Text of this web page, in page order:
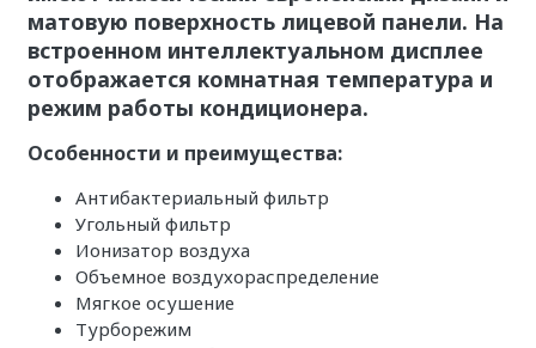
матовую поверхность лицевой панели. На
встроенном интеллектуальном дисплее
отображается комнатная температура и
режим работы кондиционера.
Особенности и преимущества:
Антибактериальный фильтр
Угольный фильтр
Ионизатор воздуха
Объемное воздухораспределение
Мягкое осушение
Турборежим